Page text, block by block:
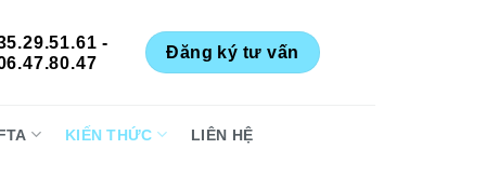
-
Đăng ký tư vấn
KIẾN THỨC LIÊN HỆ